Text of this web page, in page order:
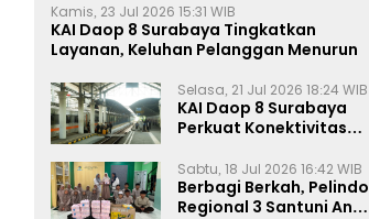
Kamis, 23 Jul 2026 15:31 WIB
KAI Daop 8 Surabaya Tingkatkan
Layanan, Keluhan Pelanggan Menurun
Selasa, 21 Jul 2026 18:24 WIB
KAI Daop 8 Surabaya
Perkuat Konektivitas
Terintegrasi di Jawa
Timur
Sabtu, 18 Jul 2026 16:42 WIB
Berbagi Berkah, Pelindo
Regional 3 Santuni Anak